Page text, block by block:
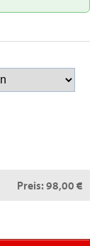
Preis:98,00 €